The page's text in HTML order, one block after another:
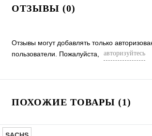
ОТЗЫВЫ (0)
Отзывы могут добавлять только
пользователи. Пожалуйста,
авторизуйтесь
ПОХОЖИЕ ТОВАРЫ (1)